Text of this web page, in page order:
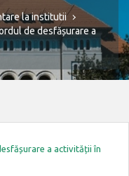
la institutii
de desfășurare a
a activității în